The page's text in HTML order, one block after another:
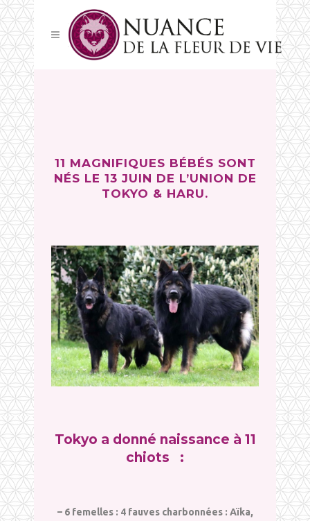
11 MAGNIFIQUES BÉBÉS SONT
NÉS LE 13 JUIN DE L’UNION DE
TOKYO & HARU.
Tokyo a donné naissance à 11
chiots :
– 6 femelles : 4 fauves charbonnées : Aïka,